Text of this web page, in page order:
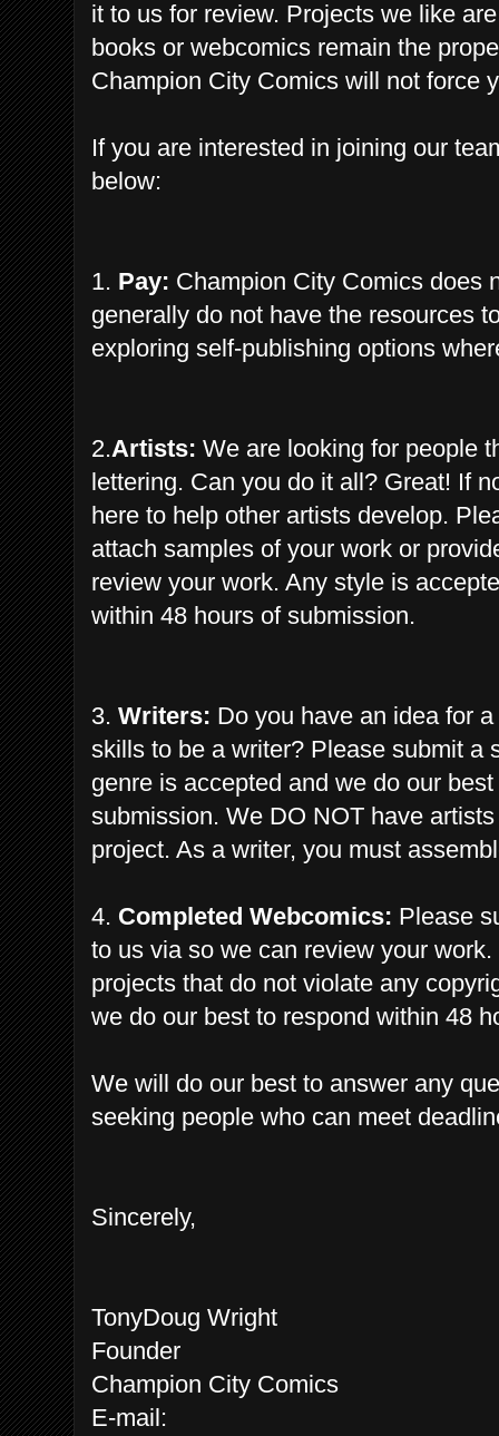
it to us for review. Projects we like
books or webcomics remain the
Champion City Comics will not force
If you are interested in joining our
below:
1. Pay: Champion City Comics does
generally do not have the resources
exploring self-publishing options
2.Artists: We are looking for people
lettering. Can you do it all? Great! If
here to help other artists develop.
attach samples of your work or
review your work. Any style is
within 48 hours of submission.
3. Writers: Do you have an idea for
skills to be a writer? Please submit a
genre is accepted and we do our
submission. We DO NOT have
project. As a writer, you must
4. Completed Webcomics: Please
to us via so we can review your work.
projects that do not violate any
we do our best to respond within 48
We will do our best to answer any
seeking people who can meet
Sincerely,
TonyDoug Wright
Founder
Champion City Comics
E-mail: